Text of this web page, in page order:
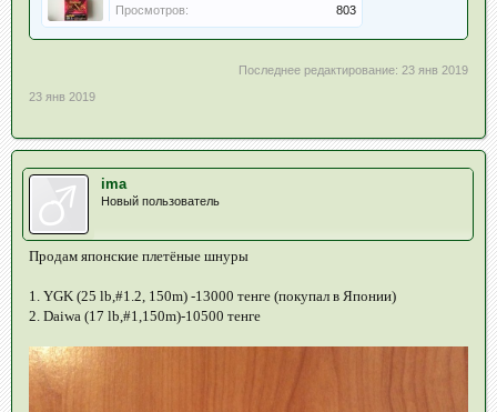
Просмотров:
803
Последнее редактирование: 23 янв 2019
23 янв 2019
ima
Новый пользователь
Продам японские плетёные шнуры
1. YGK (25 lb,#1.2, 150m) -13000 тенге (покупал в Японии)
2. Daiwa (17 lb,#1,150m)-10500 тенге